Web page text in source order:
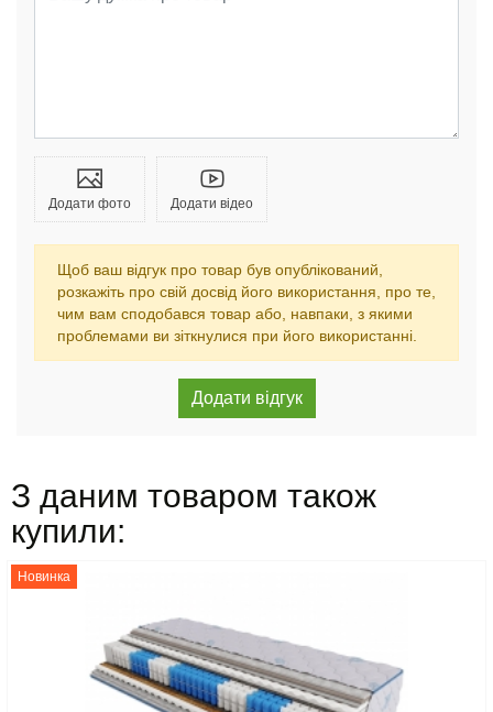
Додати фото Додати відео
Щоб ваш відгук про товар був опублікований,
розкажіть про свій досвід його використання, про те,
чим вам сподобався товар або, навпаки, з якими
проблемами ви зіткнулися при його використанні.
З даним товаром також
купили:
Новинка